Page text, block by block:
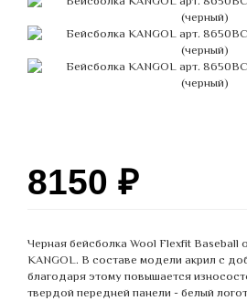
8150 ₽
Черная бейсболка Wool Flexfit Baseball
KANGOL. В составе модели акрил с
благодаря этому повышается
твердой передней панели - белый